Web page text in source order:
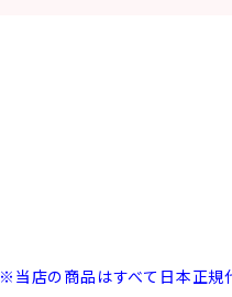
※当店の商品はすべて日本正規